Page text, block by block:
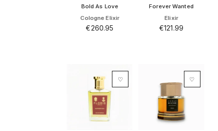
Bold As Love
Cologne Elixir
€260.95
Forever Wanted
Elixir
€121.99
♡ ♡